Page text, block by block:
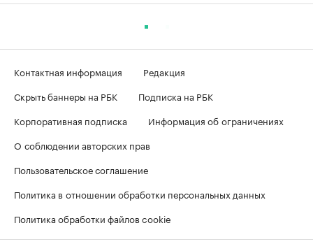
Контактная информация
Редакция
Скрыть баннеры на РБК
Подписка на РБК
Корпоративная подписка
Информация об ограничениях
О соблюдении авторских прав
Пользовательское соглашение
Политика в отношении обработки персональных данных
Политика обработки файлов cookie